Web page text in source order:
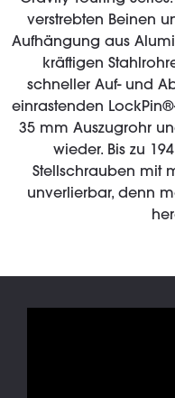
verstrebten Beinen
Aufhängung aus
kräftigen
schneller Auf- und
einrastenden
35 mm Auszugrohr
wieder. Bis zu
Stellschrauben mit
unverlierbar, denn